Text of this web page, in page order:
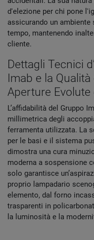
d'elezione per chi pone
assicurando un ambiente
tempo, mantenendo
cliente.
Dettagli Tecnici
Imab e la
Aperture
L’affidabilità del Gruppo
millimetrica degli
ferramenta utilizzata. La
per le basi e il sistema
dimostra una cura
moderna a sospensione
solo garantisce
proprio lampadario
elemento, dal forno
trasparenti in
la luminosità e la